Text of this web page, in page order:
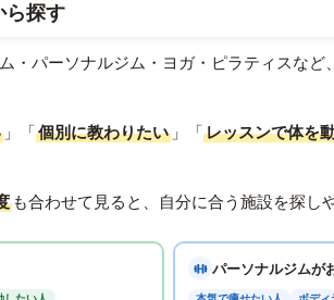
ら探す
・パーソナルジム・ヨガ・ピラティスな
」「個別に教わりたい 」「レッスンで体を
も合わせて見ると、自分に合う施設を探し
パーソナルジムが